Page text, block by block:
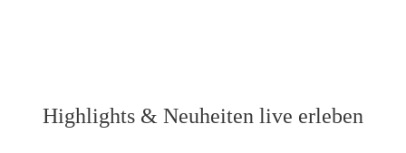
Highlights & Neuheiten live erleben